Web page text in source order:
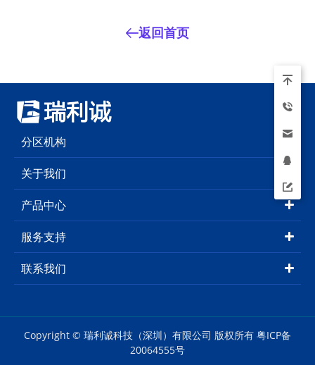
返回首页
分区机构
关于我们
产品中心
服务支持
联系我们
Copyright © 瑞利诚科技（深圳）有限公司 版权所有 粤ICP备
20064555号